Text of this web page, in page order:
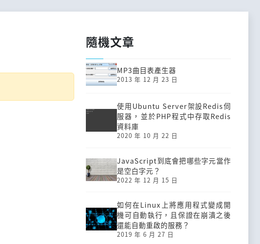
隨機文章
MP3曲目表產生器
2013 年 12 月 23 日
使用Ubuntu Server架設Redis伺
服器，並於PHP程式中存取Redis
資料庫
2020 年 10 月 22 日
JavaScript到底會把哪些字元當作
是空白字元？
2022 年 12 月 15 日
如何在Linux上將應用程式變成開
機可自動執行，且保證在崩潰之後
還能自動重啟的服務？
2019 年 6 月 27 日